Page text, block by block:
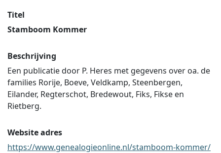
Titel
Stamboom Kommer
Beschrijving
Een publicatie door P. Heres met gegevens over oa. de
families Rorije, Boeve, Veldkamp, Steenbergen,
Eilander, Regterschot, Bredewout, Fiks, Fikse en
Rietberg.
Website adres
https://www.genealogieonline.nl/stamboom-kommer/